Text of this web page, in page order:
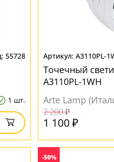
55728
1 шт.
A3110PL-
Точечный
A3110PL-1WH
Arte Lamp
2 200 ₽
1 100 ₽
-50%